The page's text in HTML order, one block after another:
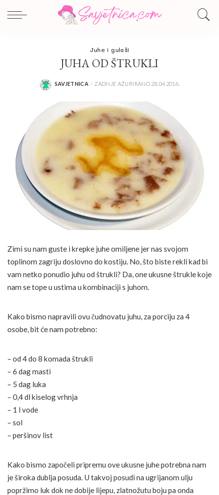
Juhe i gulaši
JUHA OD ŠTRUKLI
POSTED
SAVJETNICA ZADNJE AŽURIRANO 28.04.2016.
Zimi su nam guste i krepke juhe omiljene jer nas svojom
toplinom zagriju doslovno do kostiju. No, što biste rekli kad bi
vam netko ponudio juhu od štrukli? Da, one ukusne štrukle koje
nam se tope u ustima u kombinaciji s juhom.
Kako bismo napravili ovu čudnovatu juhu, za porciju za 4
osobe, bit će nam potrebno:
– od 4 do 8 komada štrukli
– 6 dag masti
– 5 dag luka
– 0,4 dl kiselog vrhnja
– 1 l vode
– sol
– peršinov list
Kako bismo započeli pripremu ove ukusne juhe potrebna nam
je široka dublja posuda. U takvoj posudi na ugrijanom ulju
popržimo luk dok ne dobije lijepu, zlatnožutu boju pa onda